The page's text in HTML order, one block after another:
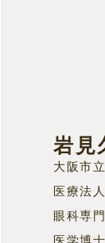
岩見
大阪市
医療法
眼科専
医学博士